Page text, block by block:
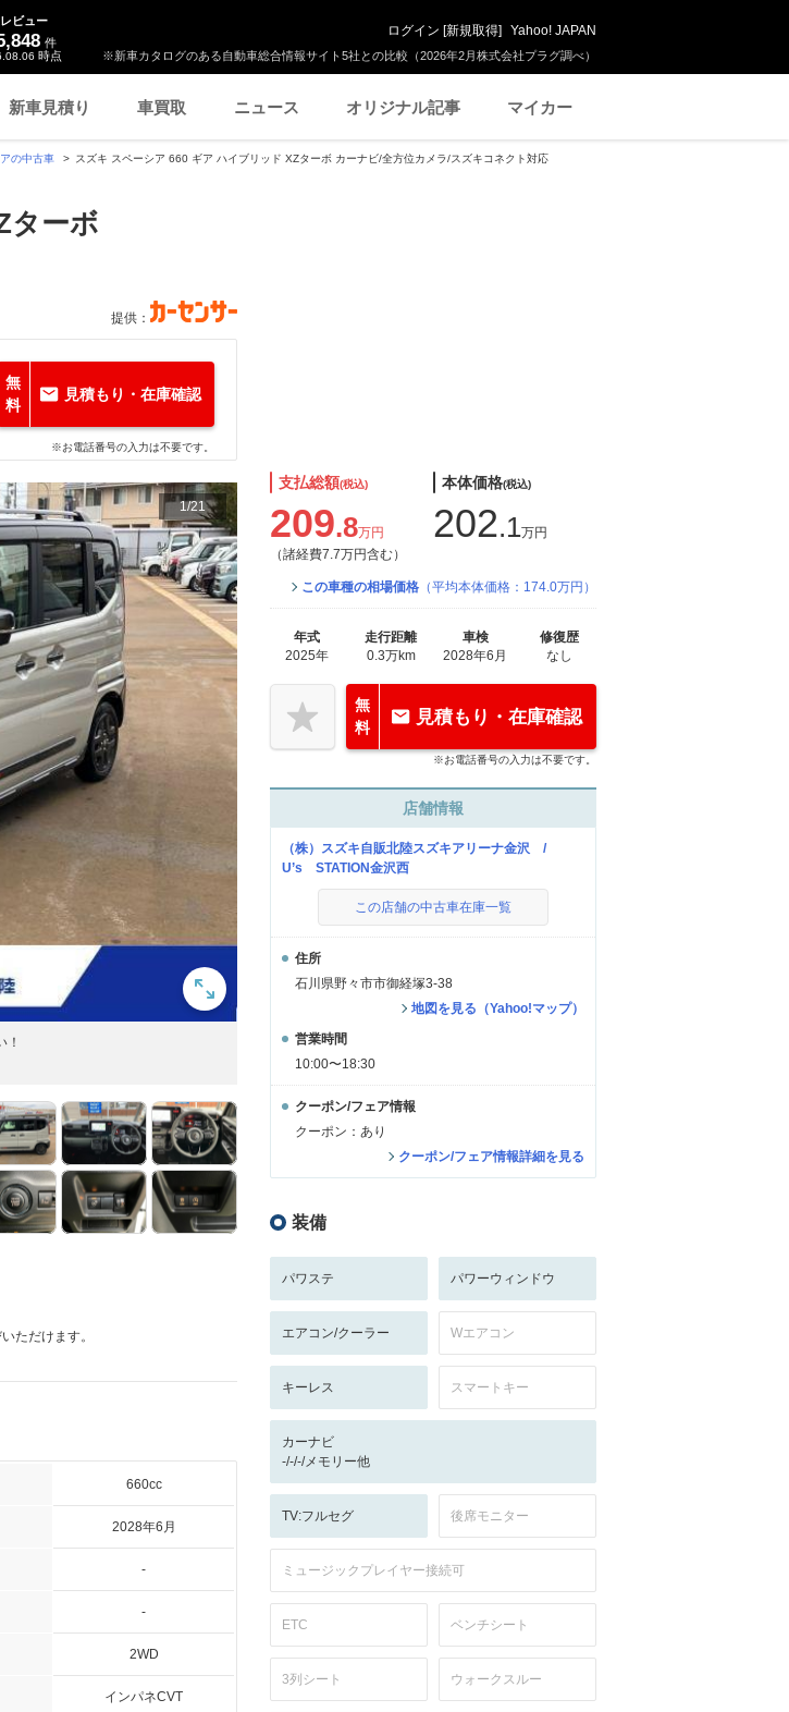
※新車カタログのある自動車総合情報サイト5社との比較（2026年2月株式会社プラグ調べ）
ビュー
件
時点
ログイン [新規取得] Yahoo! JAPAN
新車見積り 車買取 ニュース オリジナル記事 マイカー
の中古車 スズキ スペーシア 660 ギア ハイブリッド XZターボ カーナビ/全方位カメラ/スズキコネクト対応
ターボ
提供：
無
料
見積もり・在庫確認
※お電話番号の入力は不要です。
1/21
ただけます。
660cc
2028年6月
-
-
2WD
インパネCVT
支払総額(税込)
209.8万円
（諸経費7.7万円含む）
本体価格(税込)
202.1万円
この車種の相場価格 （平均本体価格：174.0万円）
年式
2025年
走行距離
0.3万km
車検
2028年6月
修復歴
なし
無
料
見積もり・在庫確認
※お電話番号の入力は不要です。
店舗情報
（株）スズキ自販北陸スズキアリーナ金沢 /
U’s STATION金沢西
この店舗の中古車在庫一覧
住所
石川県野々市市御経塚3-38
地図を見る（Yahoo!マップ）
営業時間
10:00〜18:30
クーポン/フェア情報
クーポン：あり
クーポン/フェア情報詳細を見る
装備
パワステ パワーウィンドウ
エアコン/クーラー Wエアコン
キーレス スマートキー
カーナビ
-/-/-/メモリー他
TV:フルセグ 後席モニター
ミュージックプレイヤー接続可
ETC ベンチシート
3列シート ウォークスルー